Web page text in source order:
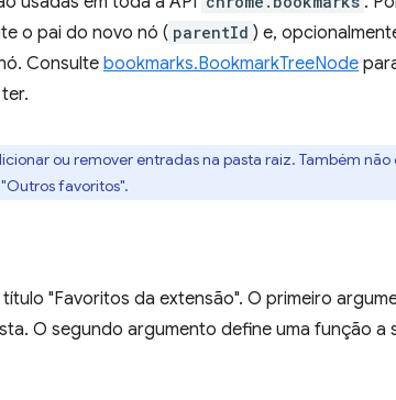
o pai do novo nó ( parentId ) e,
Consulte bookmarks.BookmarkTreeNode
ou remover entradas na pasta raiz. Também
favoritos".
"Favoritos da extensão". O primeiro
O segundo argumento define uma função a